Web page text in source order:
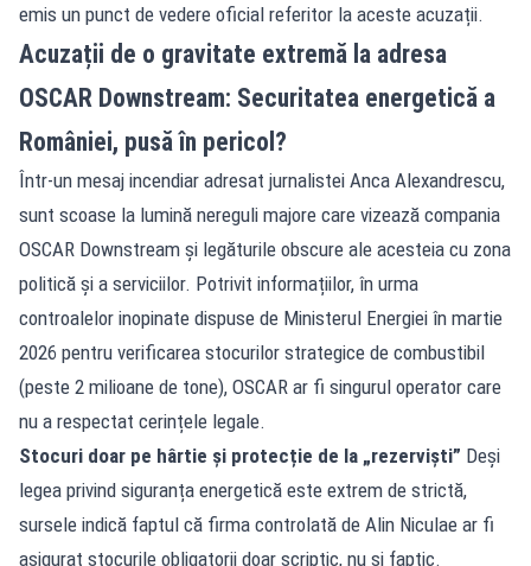
emis un punct de vedere oficial referitor la aceste acuzații.
Acuzații de o gravitate extremă la adresa
OSCAR Downstream: Securitatea energetică a
României, pusă în pericol?
Într-un mesaj incendiar adresat jurnalistei Anca Alexandrescu,
sunt scoase la lumină nereguli majore care vizează compania
OSCAR Downstream și legăturile obscure ale acesteia cu zona
politică și a serviciilor. Potrivit informațiilor, în urma
controalelor inopinate dispuse de Ministerul Energiei în martie
2026 pentru verificarea stocurilor strategice de combustibil
(peste 2 milioane de tone), OSCAR ar fi singurul operator care
nu a respectat cerințele legale.
Stocuri doar pe hârtie și protecție de la „rezerviști” Deși
legea privind siguranța energetică este extrem de strictă,
sursele indică faptul că firma controlată de Alin Niculae ar fi
asigurat stocurile obligatorii doar scriptic, nu și faptic.